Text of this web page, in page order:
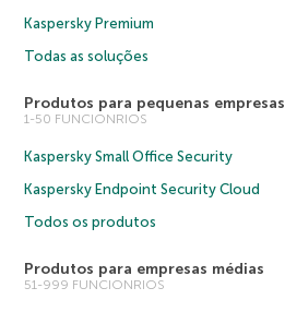
Kaspersky Premium
Todas as soluções
Produtos para pequenas empresas
1-50 FUNCIONRIOS
Kaspersky Small Office Security
Kaspersky Endpoint Security Cloud
Todos os produtos
Produtos para empresas médias
51-999 FUNCIONRIOS